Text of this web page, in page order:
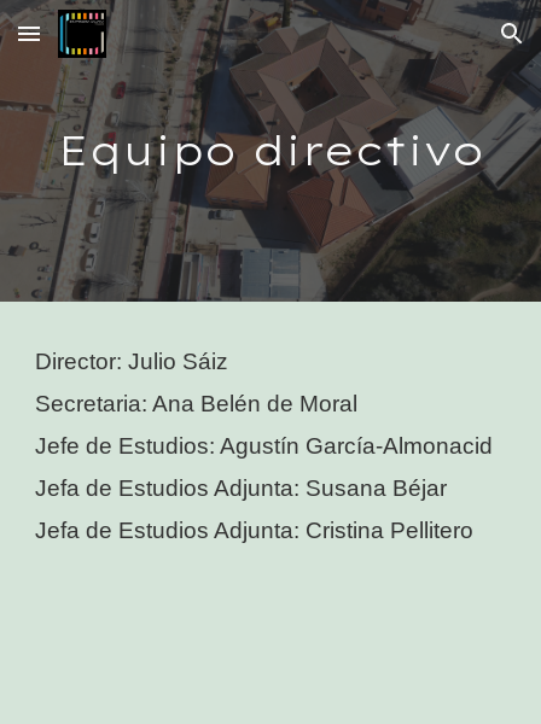
Skip to main content Skip to navigation
Equipo directivo
Director:Julio Sáiz
Secretaria:Ana Belén de Moral
Jefe de Estudios:Agustín García-Almonacid
Jefa de Estudios Adjunta: Susana Béjar
Jefa de Estudios Adjunta: Cristina Pellitero